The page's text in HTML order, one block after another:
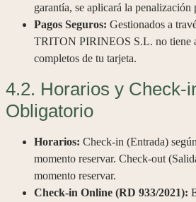
garantía, se aplicará la penalización
Pagos Seguros: Gestionados a
TRITON PIRINEOS S.L. no tiene
completos de tu tarjeta.
4.2. Horarios y Check-
Obligatorio
Horarios: Check-in (Entrada)
momento reservar. Check-out
momento reservar.
Check-in Online (RD 933/2021):